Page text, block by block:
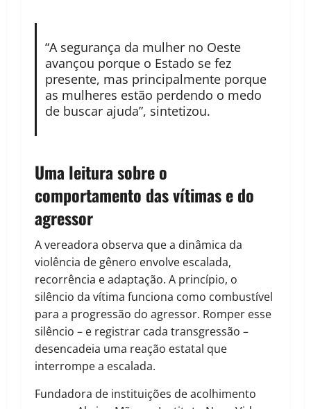
“A segurança da mulher no Oeste
avançou porque o Estado se fez
presente, mas principalmente porque
as mulheres estão perdendo o medo
de buscar ajuda”, sintetizou.
Uma leitura sobre o
comportamento das vítimas e do
agressor
A vereadora observa que a dinâmica da
violência de gênero envolve escalada,
recorrência e adaptação. A princípio, o
silêncio da vítima funciona como combustível
para a progressão do agressor. Romper esse
silêncio – e registrar cada transgressão –
desencadeia uma reação estatal que
interrompe a escalada.
Fundadora de instituições de acolhimento